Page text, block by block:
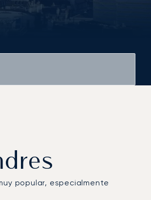
popular, especialmente